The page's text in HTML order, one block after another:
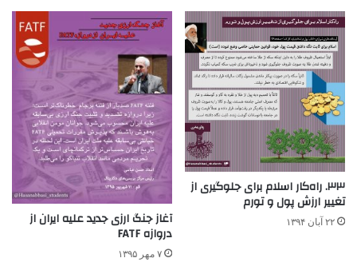
۳۳. راه‌کار اسلام برای جلوگیری از
تغییر ارزش پول و تورم
۲۲ آبان ۱۳۹۴ آغاز جنگ ارزی جدید علیه ایران از
دروازه FATF
۷ مهر ۱۳۹۵